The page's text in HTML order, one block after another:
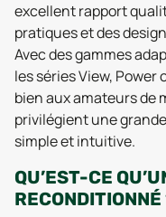
excellent rapport
pratiques et des
Avec des gammes
les séries View, Power
bien aux amateurs de
privilégient une
simple et intuitive.
QU’EST-CE
RECONDITIONNÉ